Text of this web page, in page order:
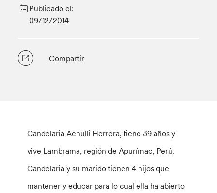
Publicado el:
09/12/2014
Compartir
Candelaria Achulli Herrera, tiene 39 años y
vive Lambrama, región de Apurímac, Perú.
Candelaria y su marido tienen 4 hijos que
mantener y educar para lo cual ella ha abierto